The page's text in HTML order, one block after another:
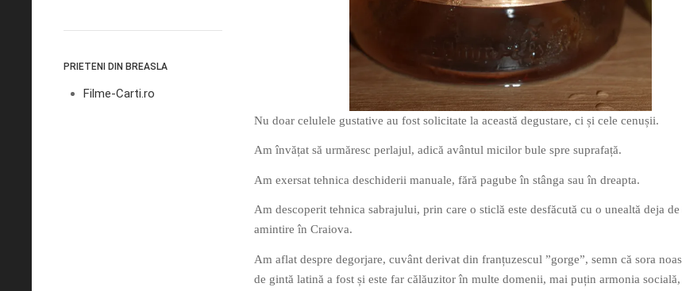
PRIETENI DIN BREASLA
Filme-Carti.ro
Nu doar celulele gustative au fost solicitate la această degustare, ci și cele cenușii.
Am învățat să urmăresc perlajul, adică avântul micilor bule spre suprafață.
Am exersat tehnica deschiderii manuale, fără pagube în stânga sau în dreapta.
Am descoperit tehnica sabrajului, prin care o sticlă este desfăcută cu o unealtă deja de
amintire în Craiova.
Am aflat despre degorjare, cuvânt derivat din franțuzescul ”gorge”, semn că sora
de gintă latină a fost și este far călăuzitor în multe domenii, mai puțin armonia socială,